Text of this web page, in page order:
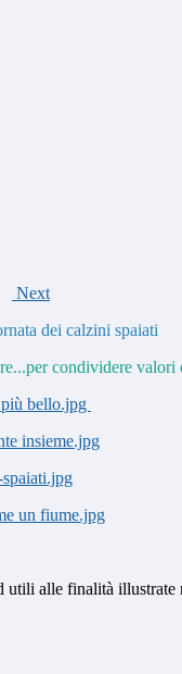
Next
dei calzini spaiati
condividere
bello.jpg
insieme.jpg
un fiume.jpg
utili alle finalità illustrate